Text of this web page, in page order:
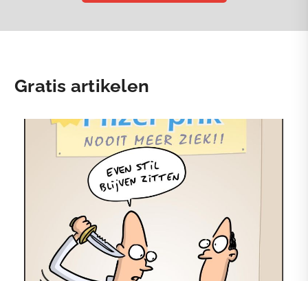
Gratis artikelen